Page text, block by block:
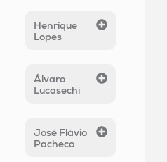
Henrique
Lopes
Álvaro
Lucasechi
José Flávio
Pacheco